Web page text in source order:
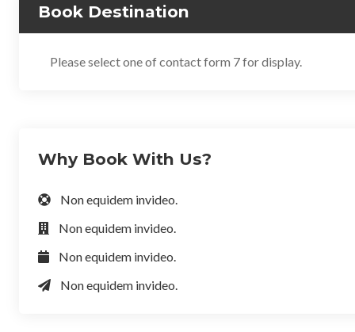
Book Destination
Please select one of contact form 7 for display.
Why Book With Us?
Non equidem invideo.
Non equidem invideo.
Non equidem invideo.
Non equidem invideo.